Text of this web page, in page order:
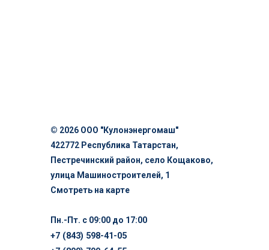
© 2026 ООО "Кулонэнергомаш"
422772 Республика Татарстан,
Пестречинский район, село Кощаково,
улица Машиностроителей, 1
Смотреть на карте
Пн.-Пт. с 09:00 до 17:00
+7 (843) 598-41-05